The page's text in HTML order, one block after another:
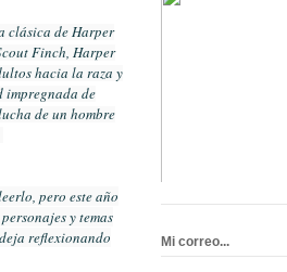
clásica de Harper
Finch, Harper
hacia la raza y
impregnada de
de un hombre
pero este año
y temas
reflexionando
Mi correo...